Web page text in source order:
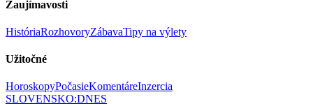
Zaujímavosti
HistóriaRozhovoryZábavaTipy na výlety
Užitočné
HoroskopyPočasieKomentáreInzercia
SLOVENSKO:DNES